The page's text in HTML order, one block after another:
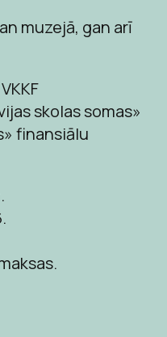
muzejā, gan arī
skolas somas»
finansiālu